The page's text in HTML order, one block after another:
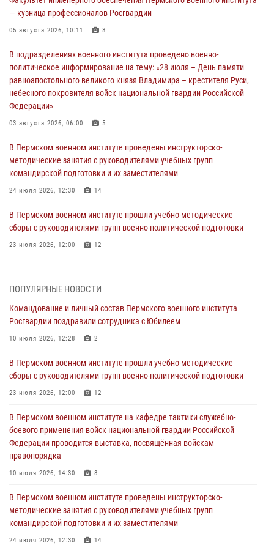
— кузница профессионалов Росгвардии
05 августа 2026, 10:11 8
В подразделениях военного института проведено военно-
политическое информирование на тему: «28 июля – День памяти
равноапостольного великого князя Владимира – крестителя Руси,
небесного покровителя войск национальной гвардии Российской
Федерации»
03 августа 2026, 06:00 5
В Пермском военном институте проведены инструкторско-
методические занятия с руководителями учебных групп
командирской подготовки и их заместителями
24 июля 2026, 12:30 14
В Пермском военном институте прошли учебно-методические
сборы с руководителями групп военно-политической подготовки
23 июля 2026, 12:00 12
Федерации проводится выставка, посвящённая войскам
правопорядка
10 июля 2026, 14:30 8
Росгвардии поздравили сотрудника с Юбилеем
10 июля 2026, 12:28 2
курсов повышения квалификации офицерского состава
09 июля 2026, 11:30 3
В Пермском военном институте начала работу приемная комиссия
по набору абитуриентов из числа граждан, прошедших и не
08 июля 2026, 09:36 2
Военнослужащие Пермского военного института приняли участие в
чемпионате войск национальной гвардии Российской Федерации по
ПОПУЛЯРНЫЕ НОВОСТИ
Командование и личный состав Пермского военного института
Росгвардии поздравили сотрудника с Юбилеем
10 июля 2026, 12:28 2
В Пермском военном институте прошли учебно-методические
сборы с руководителями групп военно-политической подготовки
23 июля 2026, 12:00 12
В Пермском военном институте на кафедре тактики служебно-
боевого применения войск национальной гвардии Российской
Федерации проводится выставка, посвящённая войскам
правопорядка
10 июля 2026, 14:30 8
В Пермском военном институте проведены инструкторско-
методические занятия с руководителями учебных групп
командирской подготовки и их заместителями
24 июля 2026, 12:30 14